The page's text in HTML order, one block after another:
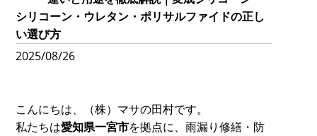
シリコーン・ウレタン・ポリサルファイドの正し
い選び方
2025/08/26
こんにちは、（株）マサの田村です。
私たちは愛知県一宮市を拠点に、雨漏り修繕・防